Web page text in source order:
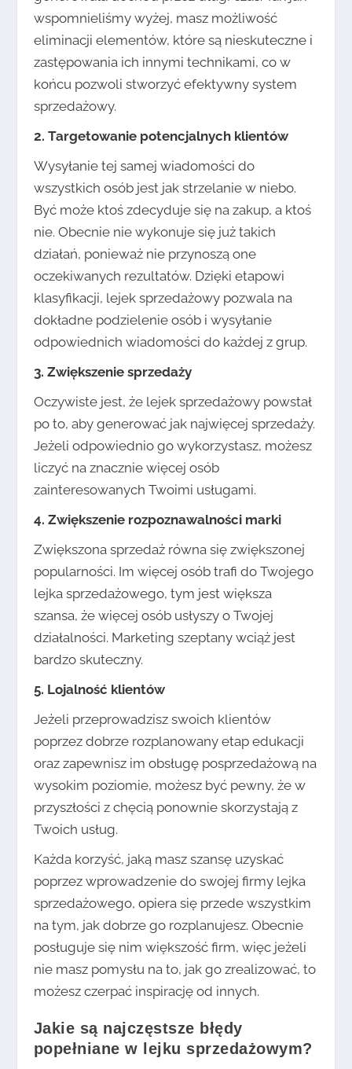
wspomnieliśmy wyżej, masz możliwość
eliminacji elementów, które są nieskuteczne i
zastępowania ich innymi technikami, co w
końcu pozwoli stworzyć efektywny system
sprzedażowy.
2. Targetowanie potencjalnych klientów
Wysyłanie tej samej wiadomości do
wszystkich osób jest jak strzelanie w niebo.
Być może ktoś zdecyduje się na zakup, a ktoś
nie. Obecnie nie wykonuje się już takich
działań, ponieważ nie przynoszą one
oczekiwanych rezultatów. Dzięki etapowi
klasyfikacji, lejek sprzedażowy pozwala na
dokładne podzielenie osób i wysyłanie
odpowiednich wiadomości do każdej z grup.
3. Zwiększenie sprzedaży
Oczywiste jest, że lejek sprzedażowy powstał
po to, aby generować jak najwięcej sprzedaży.
Jeżeli odpowiednio go wykorzystasz, możesz
liczyć na znacznie więcej osób
zainteresowanych Twoimi usługami.
4. Zwiększenie rozpoznawalności marki
Zwiększona sprzedaż równa się zwiększonej
popularności. Im więcej osób trafi do Twojego
lejka sprzedażowego, tym jest większa
szansa, że więcej osób usłyszy o Twojej
działalności. Marketing szeptany wciąż jest
bardzo skuteczny.
5. Lojalność klientów
Jeżeli przeprowadzisz swoich klientów
poprzez dobrze rozplanowany etap edukacji
oraz zapewnisz im obsługę posprzedażową na
wysokim poziomie, możesz być pewny, że w
przyszłości z chęcią ponownie skorzystają z
Twoich usług.
Każda korzyść, jaką masz szansę uzyskać
poprzez wprowadzenie do swojej firmy lejka
sprzedażowego, opiera się przede wszystkim
na tym, jak dobrze go rozplanujesz. Obecnie
posługuje się nim większość firm, więc jeżeli
nie masz pomysłu na to, jak go zrealizować, to
możesz czerpać inspirację od innych.
Jakie są najczęstsze błędy
popełniane w lejku sprzedażowym?